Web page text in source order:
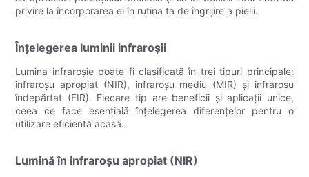
privire la încorporarea ei în rutina ta de îngrijire a pielii.
Înțelegerea luminii infraroșii
Lumina infraroșie poate fi clasificată în trei tipuri principale:
infraroșu apropiat (NIR), infraroșu mediu (MIR) și infraroșu
îndepărtat (FIR). Fiecare tip are beneficii și aplicații unice,
ceea ce face esențială înțelegerea diferențelor pentru o
utilizare eficientă acasă.
Lumină în infraroșu apropiat (NIR)